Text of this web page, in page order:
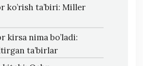
ko’rish ta’biri: Miller
kirsa nima bo’ladi:
ta’birlar